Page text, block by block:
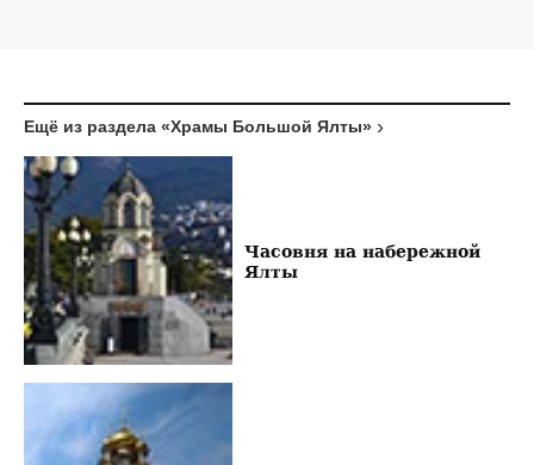
Ещё из раздела «Храмы Большой Ялты»
Часовня на набережной
Ялты